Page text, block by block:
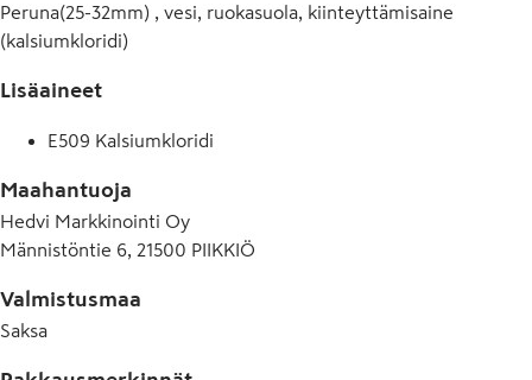
Peruna(25-32mm) , vesi, ruokasuola, kiinteyttämisaine
(kalsiumkloridi)
Lisäaineet
E509 Kalsiumkloridi
Maahantuoja
Hedvi Markkinointi Oy
Männistöntie 6, 21500 PIIKKIÖ
Valmistusmaa
Saksa